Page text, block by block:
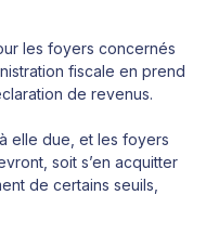
les foyers concernés
fiscale en prend
de revenus.
elle due, et les foyers
soit s’en acquitter
de certains seuils,